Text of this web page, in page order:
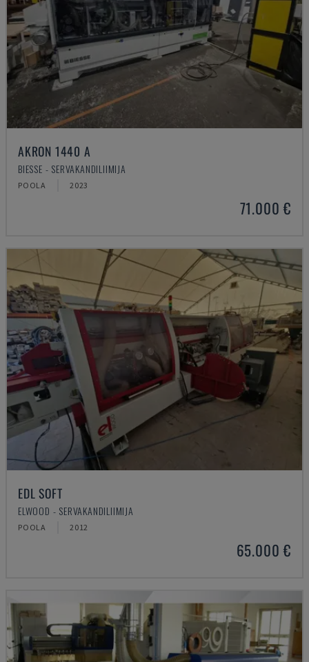
AKRON 1440 A
BIESSE - SERVAKANDILIIMIJA
POOLA 2023
71.000 €
EDL SOFT
ELWOOD - SERVAKANDILIIMIJA
POOLA 2012
65.000 €